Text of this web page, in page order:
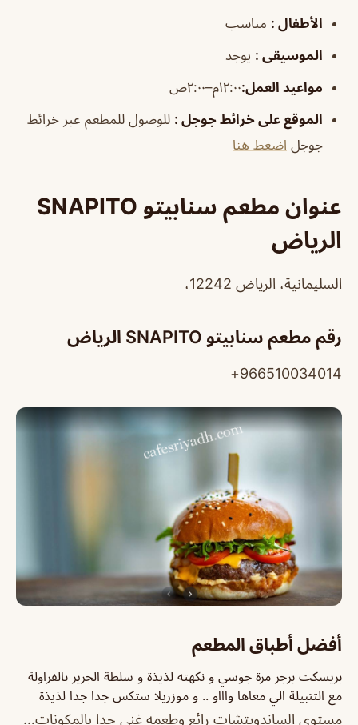
الأطفال : مناسب
الموسيقى : يوجد
مواعيد العمل:١٢:٠٠م–٢:٠٠ص
الموقع على خرائط جوجل : للوصول للمطعم عبر خرائط
جوجل اضغط هنا
عنوان مطعم سنابيتو SNAPITO
الرياض
السليمانية، الرياض 12242،
رقم مطعم سنابيتو SNAPITO الرياض
966510034014+
أفضل أطباق المطعم
بريسكت برجر مرة جوسي و نكهته لذيذة و سلطة الجرير بالفراولة
مع التتبيلة الي معاها واااو .. و موزريلا ستكس جدا جدا لذيذة
مستوى الساندويتشات رائع وطعمه غني جدا بالمكونات…